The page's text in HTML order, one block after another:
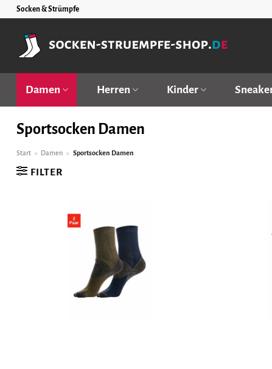
Zum
springen
Socken & Strümpfe
Damen Herren Kinder
Sportsocken Damen
Start » Damen » Sportsocken Damen
FILTER